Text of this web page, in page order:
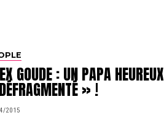
GOUDE : UN PAPA
» !
2015